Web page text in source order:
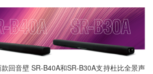
回音壁 SR-B40A和SR-B30A支持杜比全景声